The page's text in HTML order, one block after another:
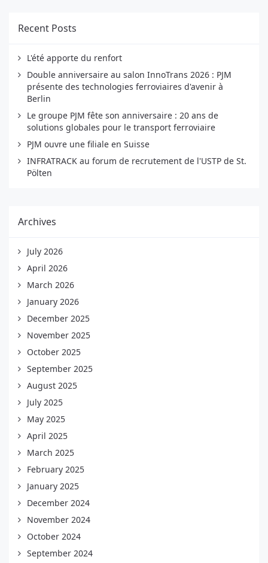
Recent Posts
L'été apporte du renfort
Double anniversaire au salon InnoTrans 2026 : PJM
présente des technologies ferroviaires d'avenir à
Berlin
Le groupe PJM fête son anniversaire : 20 ans de
solutions globales pour le transport ferroviaire
PJM ouvre une filiale en Suisse
INFRATRACK au forum de recrutement de l'USTP de St.
Pölten
Archives
July 2026
April 2026
March 2026
January 2026
December 2025
November 2025
October 2025
September 2025
August 2025
July 2025
May 2025
April 2025
March 2025
February 2025
January 2025
December 2024
November 2024
October 2024
September 2024